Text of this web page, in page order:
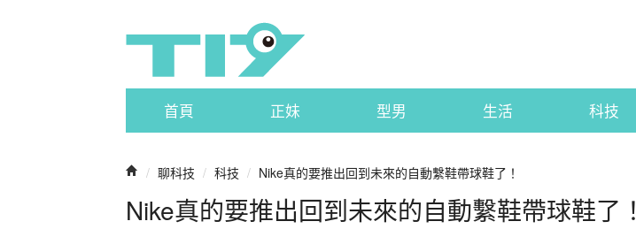
首頁 正妹 型男 生活 科技
/ 聊科技 / 科技 / Nike真的要推出回到未來的自動繫鞋帶球鞋了！
Nike真的要推出回到未來的自動繫鞋帶球鞋了！